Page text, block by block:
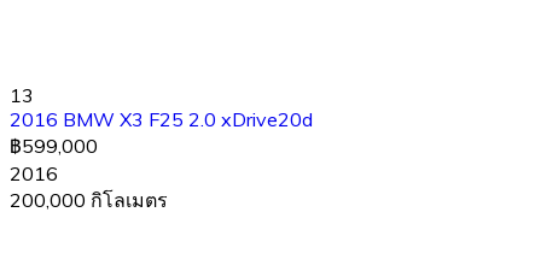
13
2016 BMW X3 F25 2.0 xDrive20d
฿599,000
2016
200,000 กิโลเมตร